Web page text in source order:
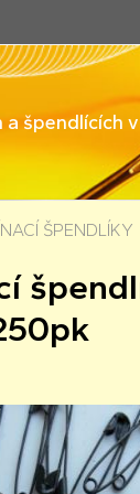
a špendlících
ŠPENDLÍKY